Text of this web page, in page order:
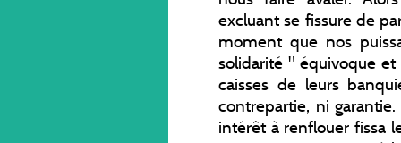
excluant se fissure de
moment que nos
solidarité " équivoque
caisses de leurs
contrepartie, ni
intérêt à renflouer fissa